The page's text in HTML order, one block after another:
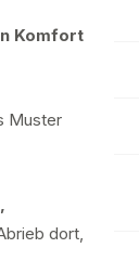
Komfort
Muster
dort,